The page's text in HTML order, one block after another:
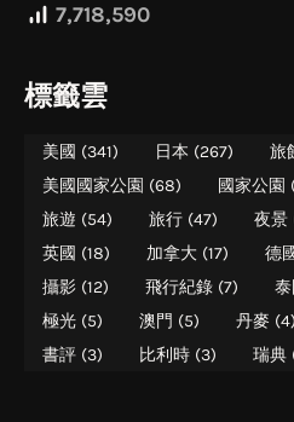
7,718,590
標籤雲
美國 (341) 日本 (267) 旅
美國國家公園 (68) 國家公園
旅遊 (54) 旅行 (47) 夜景
英國 (18) 加拿大 (17) 德
攝影 (12) 飛行紀錄 (7) 泰
極光 (5) 澳門 (5) 丹麥 (4)
書評 (3) 比利時 (3) 瑞典